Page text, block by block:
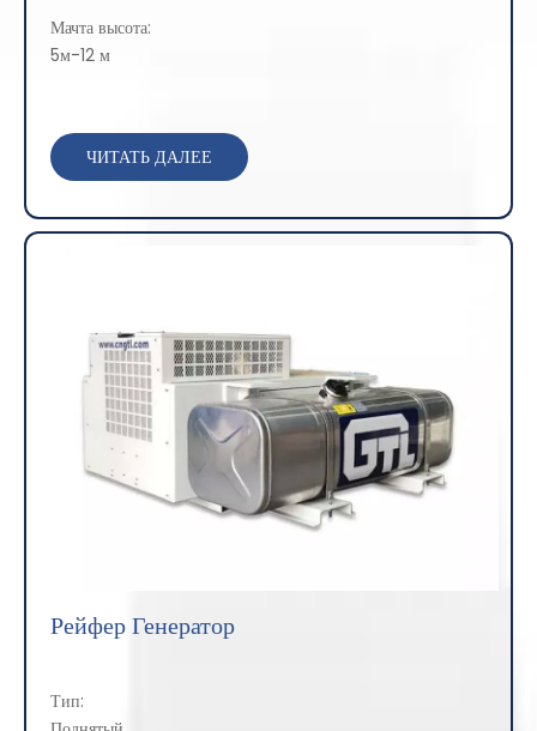
Мачта высота:
5м-12 м
ЧИТАТЬ ДАЛЕЕ
Рейфер Генератор
Тип: